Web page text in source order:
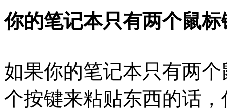
你的笔记本只有两个鼠标
如果你的笔记本只有两
个按键来粘贴东西的话